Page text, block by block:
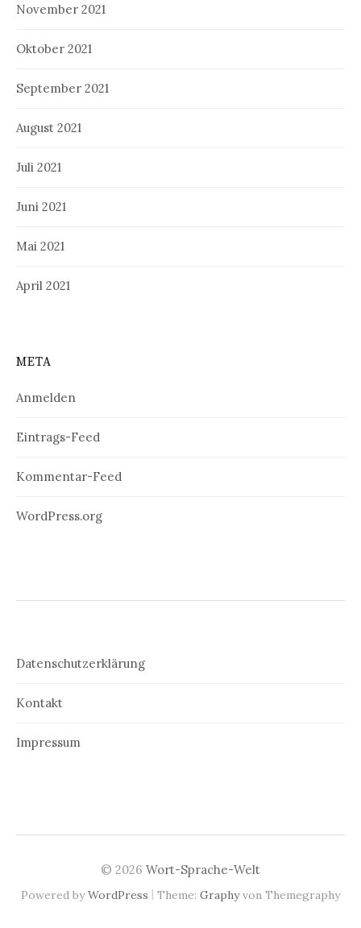
November 2021
Oktober 2021
September 2021
August 2021
Juli 2021
Juni 2021
Mai 2021
April 2021
META
Anmelden
Eintrags-Feed
Kommentar-Feed
WordPress.org
Datenschutzerklärung
Kontakt
Impressum
© 2026 Wort-Sprache-Welt
Powered byWordPress | Theme: Graphyvon Themegraphy